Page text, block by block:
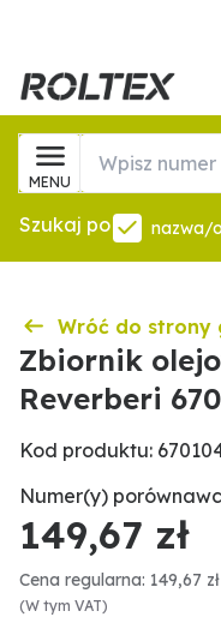
MENU
Szukaj po nazwa/
Wróć do strony
Zbiornik
Reverberi
Kod produktu:
Numer(y)
149,67 zł
Cena regularna: 149,67 zł
(W tym VAT)